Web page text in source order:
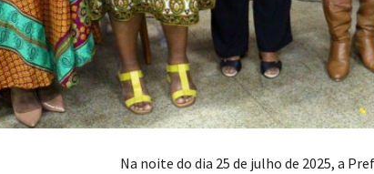
Na noite do dia 25 de julho de 2025, a